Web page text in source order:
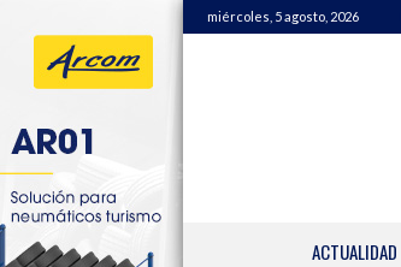
miércoles, 5 agosto, 2026
ACTUALIDAD